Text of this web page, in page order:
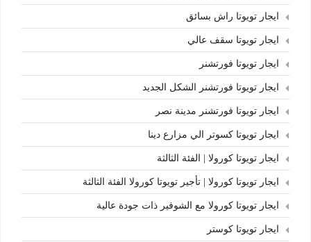
ايجار تويوتا راش بسائق
ايجار تويوتا سقف عالي
ايجار تويوتا فورتشنر
ايجار تويوتا فورتشنر الشكل الجديد
ايجار تويوتا فورتشنر مدينة نصر
ايجار تويوتا كسوتر الي مزارع دينا
ايجار تويوتا كورولا | الفئة الثالثة
ايجار تويوتا كورولا | تأجير تويوتا كورولا الفئة الثالثة
ايجار تويوتا كورولا مع الشوفير ذات جودة عالية
ايجار تويوتا كوستر